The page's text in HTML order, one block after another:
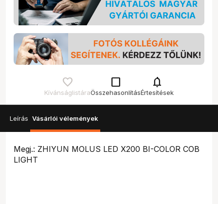
Kívánságlistára
check_box_outline_blank
Összehasonlítás
notifications
Értesítések
Leírás Vásárlói vélemények
Megj.: ZHIYUN MOLUS LED X200 BI-COLOR COB
LIGHT